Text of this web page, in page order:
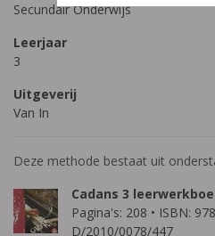
Secundair Onderwijs
Leerjaar
3
Uitgeverij
Van In
Deze methode bestaat uit
Cadans 3
Pagina's: 208 • ISBN:
D/2010/0078/447